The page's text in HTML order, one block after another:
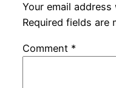
Your email
Required fields are
Comment *